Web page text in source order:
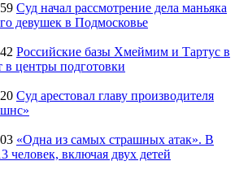
Суд начал рассмотрение дела маньяка
девушек в Подмосковье
Российские базы Хмеймим и Тартус в
центры подготовки
Суд арестовал главу производителя
«Одна из самых страшных атак». В
человек, включая двух детей